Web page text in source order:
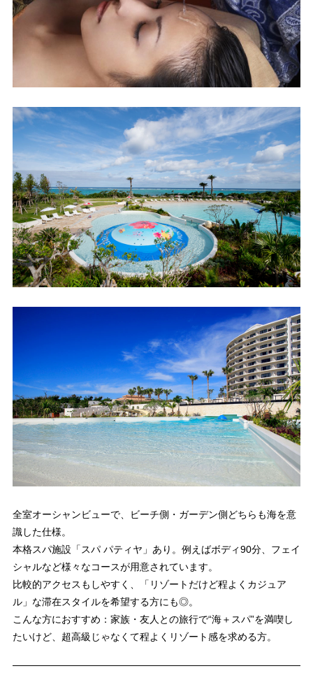
全室オーシャンビューで、ビーチ側・ガーデン側どちらも海を意
識した仕様。
本格スパ施設「スパ パティヤ」あり。例えばボディ90分、フェイ
シャルなど様々なコースが用意されています。
比較的アクセスもしやすく、「リゾートだけど程よくカジュア
ル」な滞在スタイルを希望する方にも◎。
こんな方におすすめ：家族・友人との旅行で“海＋スパ”を満喫し
たいけど、超高級じゃなくて程よくリゾート感を求める方。